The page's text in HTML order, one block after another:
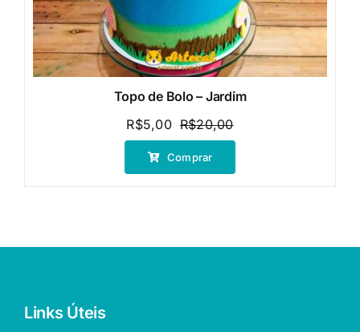
Topo de Bolo – Jardim
R$20,00O
preço
era:
R$5,00
O
preço
é:
Comprar
Links Úteis